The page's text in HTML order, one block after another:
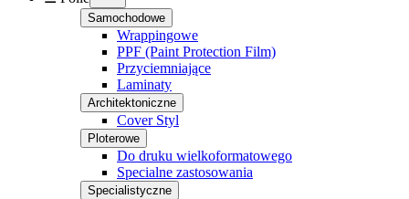
Samochodowe
Wrappingowe
PPF (Paint Protection Film)
Przyciemniające
Laminaty
Architektoniczne
Cover Styl
Ploterowe
Do druku wielkoformatowego
Specialne zastosowania
Specialistyczne